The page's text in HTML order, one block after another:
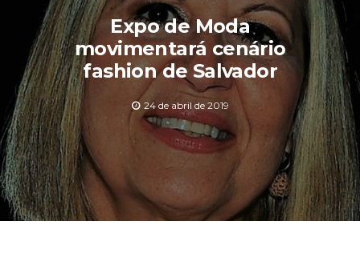
Expo de Moda
movimentará cenário
fashion de Salvador
24 de abril de 2019